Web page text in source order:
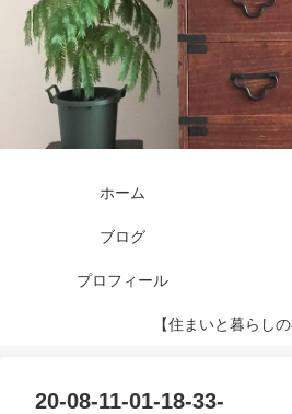
ホーム
ブログ
プロフィール
【住まいと暮らしの
20-08-11-01-18-33-